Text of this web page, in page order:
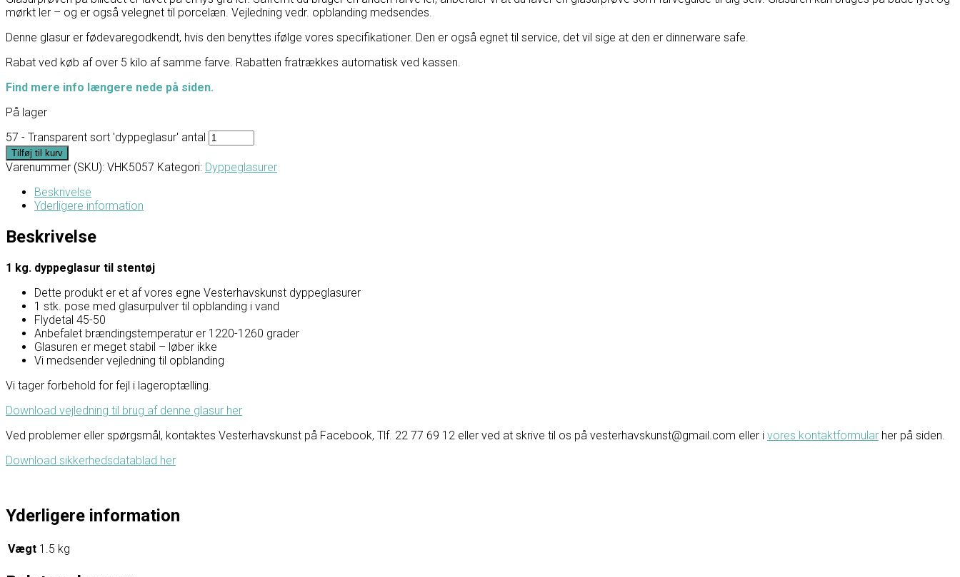
mørkt ler – og er også velegnet til porcelæn. Vejledning vedr. opblanding medsendes.
Denne glasur er fødevaregodkendt, hvis den benyttes ifølge vores specifikationer. Den er også egnet til service, det vil sige at den er dinnerware safe.
Rabat ved køb af over 5 kilo af samme farve. Rabatten fratrækkes automatisk ved kassen.
Find mere info længere nede på siden.
På lager
57 - Transparent sort 'dyppeglasur' antal
Tilføj til kurv
Varenummer (SKU): VHK5057 Kategori: Dyppeglasurer
Beskrivelse
Yderligere information
Beskrivelse
1 kg. dyppeglasur til stentøj
Dette produkt er et af vores egne Vesterhavskunst dyppeglasurer
1 stk. pose med glasurpulver til opblanding i vand
Flydetal 45-50
Anbefalet brændingstemperatur er 1220-1260 grader
Glasuren er meget stabil – løber ikke
Vi medsender vejledning til opblanding
Vi tager forbehold for fejl i lageroptælling.
Download vejledning til brug af denne glasur her
Ved problemer eller spørgsmål, kontaktes Vesterhavskunst på Facebook, Tlf. 22 77 69 12 eller ved at skrive til os på vesterhavskunst@gmail.com eller i vores kontaktformular her på siden.
Download sikkerhedsdatablad her
Yderligere information
Vægt 1.5 kg